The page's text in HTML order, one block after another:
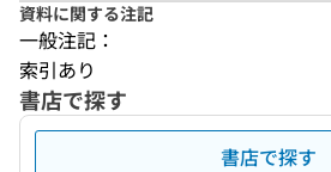
資料に関する注記
一般注記：
索引あり
書店で探す
書店で探す